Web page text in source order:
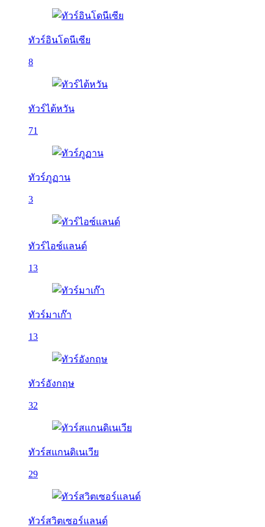
ทัวร์อินโดนีเซีย
8
ทัวร์ไต้หวัน
71
ทัวร์ภูฏาน
3
ทัวร์ไอซ์แลนด์
13
ทัวร์มาเก๊า
13
ทัวร์อังกฤษ
32
ทัวร์สแกนดิเนเวีย
29
ทัวร์สวิตเซอร์แลนด์